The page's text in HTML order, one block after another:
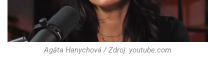
Agáta Hanychová / Zdroj: youtube.com